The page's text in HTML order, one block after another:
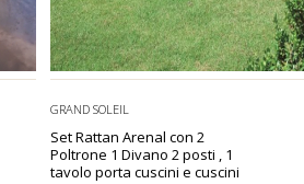
GRAND SOLEIL
Set Rattan Arenal con 2
Poltrone 1 Divano 2 posti , 1
tavolo porta cuscini e cuscini